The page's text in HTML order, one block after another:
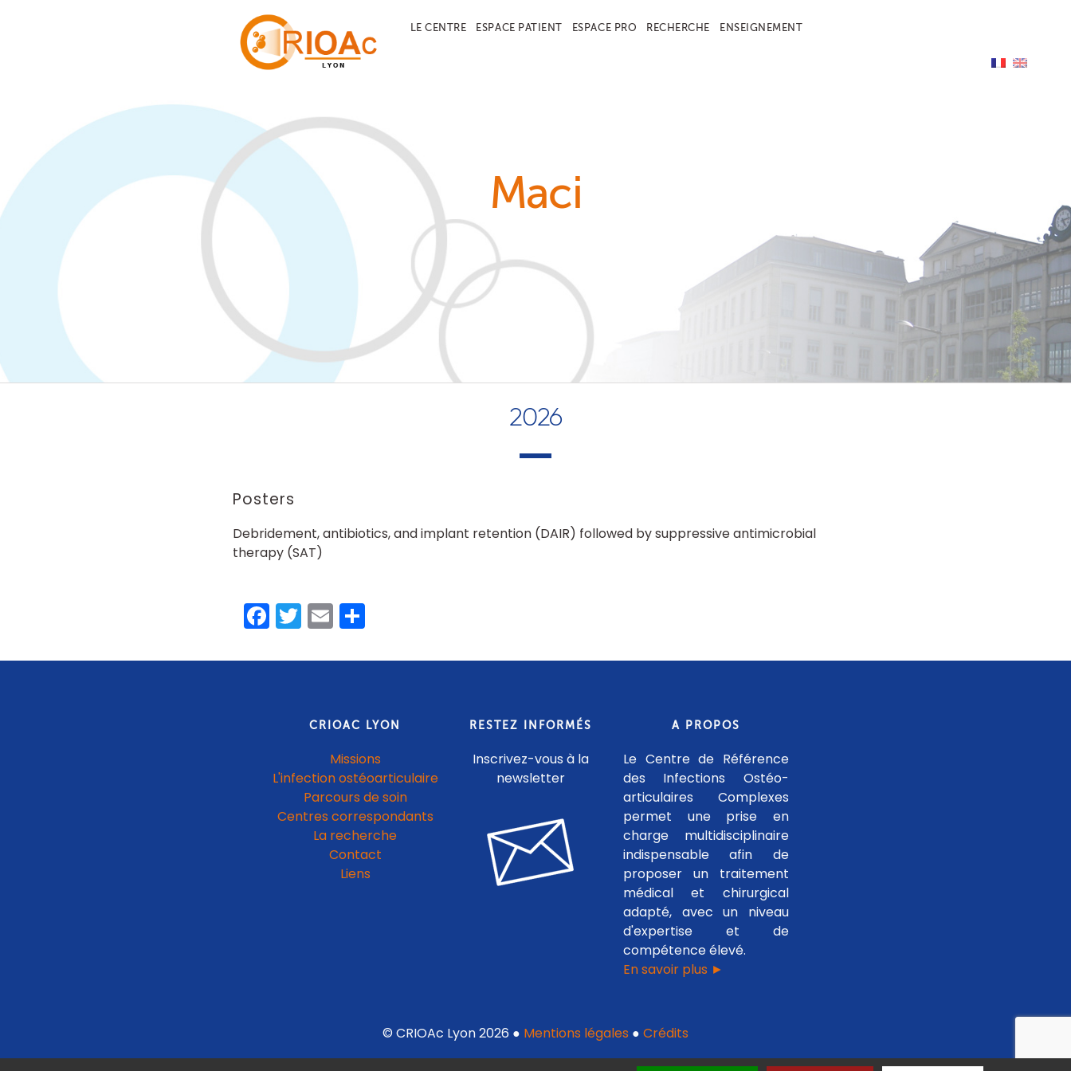
LE CENTRE ESPACE PATIENT ESPACE PRO RECHERCHE ENSEIGNEMENT
Maci
2026
Posters
Debridement, antibiotics, and implant retention (DAIR) followed by suppressive antimicrobial
therapy (SAT)
Facebook
Twitter
Email
CRIOAC LYON
Missions
L'infection ostéoarticulaire
Parcours de soin
Centres correspondants
La recherche
Contact
Liens
RESTEZ INFORMÉS
Inscrivez-vous à la
newsletter
A PROPOS
Le Centre de Référence
des Infections Ostéo-
articulaires Complexes
permet une prise en
charge multidisciplinaire
indispensable afin de
proposer un traitement
médical et chirurgical
adapté, avec un niveau
d'expertise et de
compétence élevé.
En savoir plus ►
© CRIOAc Lyon 2026 ● Mentions légales ● Crédits